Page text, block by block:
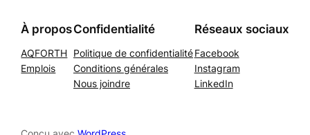
À propos
AQFORTH
Emplois
Confidentialité
Politique de confidentialité
Conditions générales
Nous joindre
Réseaux sociaux
Facebook
Instagram
LinkedIn